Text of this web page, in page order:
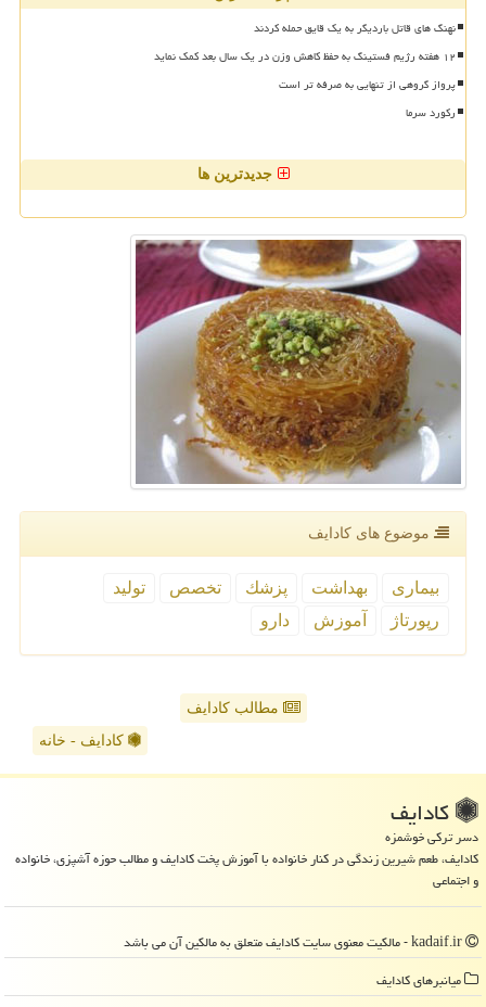
نهنگ های قاتل باردیگر به یک قایق حمله کردند
۱۲ هفته رژیم فستینگ به حفظ کاهش وزن در یک سال بعد کمک نماید
پرواز گروهی از تنهایی به صرفه تر است
رکورد سرما
جدیدترین ها
موضوع های كادایف
بیماری بهداشت پزشك تخصص
تولید
رپورتاژ
آموزش دارو
مطالب کادایف
کادایف - خانه
كادایف
دسر ترکی خوشمزه
کادایف، طعم شیرین زندگی در کنار خانواده با آموزش پخت کادایف و مطالب حوزه آشپزی، خانواده
و اجتماعی
میانبرهای كادایف